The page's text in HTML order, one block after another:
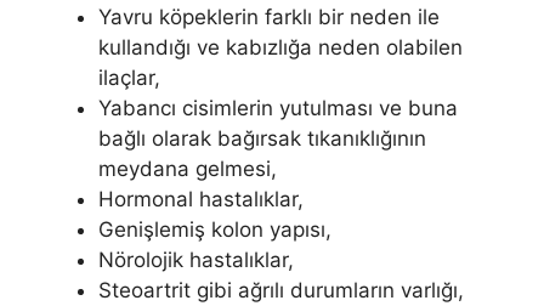
Yavru köpeklerin farklı bir neden ile
kullandığı ve kabızlığa neden olabilen
ilaçlar,
Yabancı cisimlerin yutulması ve buna
bağlı olarak bağırsak tıkanıklığının
meydana gelmesi,
Hormonal hastalıklar,
Genişlemiş kolon yapısı,
Nörolojik hastalıklar,
Steoartrit gibi ağrılı durumların varlığı,